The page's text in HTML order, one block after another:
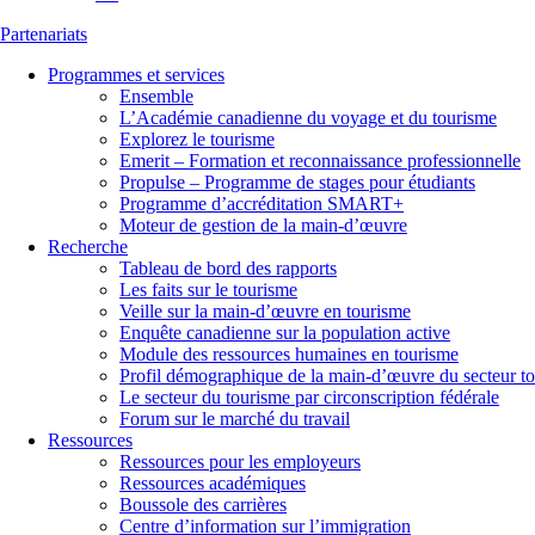
Partenariats
Programmes et services
Ensemble
L’Académie canadienne du voyage et du tourisme
Explorez le tourisme
Emerit – Formation et reconnaissance professionnelle
Propulse – Programme de stages pour étudiants
Programme d’accréditation SMART+
Moteur de gestion de la main-d’œuvre
Recherche
Tableau de bord des rapports
Les faits sur le tourisme
Veille sur la main-d’œuvre en tourisme
Enquête canadienne sur la population active
Module des ressources humaines en tourisme
Profil démographique de la main-d’œuvre du secteur
Le secteur du tourisme par circonscription fédérale
Forum sur le marché du travail
Ressources
Ressources pour les employeurs
Ressources académiques
Boussole des carrières
Centre d’information sur l’immigration